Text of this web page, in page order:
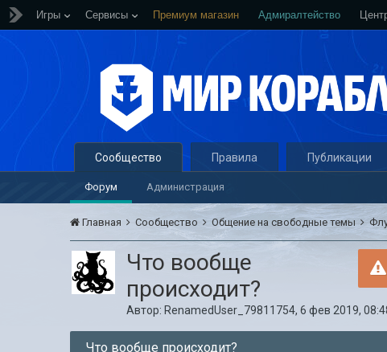
Игры Сервисы Премиум магазин Адмиралтейство
Сообщество
Форум Администрация
Правила Публикации
Главная Сообщество Общение на свободные темы
Что вообще
происходит?
Автор: RenamedUser_79811754,6 фев 2019,
Что вообще происходит?